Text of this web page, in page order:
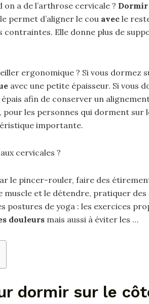
a de l’arthrose cervicale ? Dormir
permet d’aligner le cou avec le
Elle donne plus de
ergonomique ? Si vous dormez
avec une petite épaisseur. Si vous
afin de conserver un
les personnes qui dorment sur
importante.
cervicales ?
le pincer-rouler, faire des
muscle et le détendre, pratiquer des
postures de yoga : les exercices
douleurs mais aussi à éviter les …
dormir sur le